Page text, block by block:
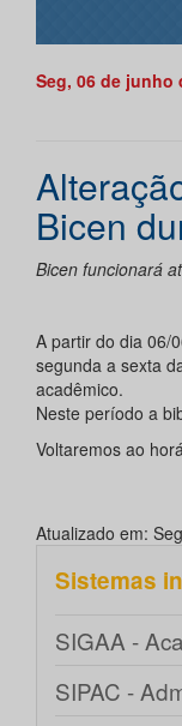
Seg, 06 de junho
Bicen
Bicen funcionará
A partir do dia 06/
segunda a sexta
acadêmico.
Neste período a
Voltaremos ao
Atualizado em:
Sistemas
SIGAA -
SIPAC -